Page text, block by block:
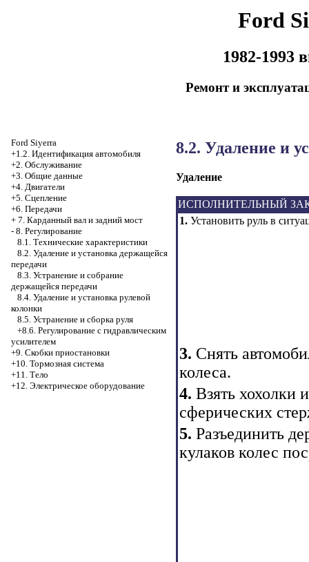
Ford
1982-1993
Ремонт и
Ford Siyerra
+1.2. Идентификация автомобиля
+2. Обслуживание
+3. Общие данные
+4. Двигатели
+5. Сцепление
+6. Передачи
+ 7. Карданный вал и задний мост
- 8. Регулирование
8.1. Технические характеристики
8.2. Удаление и установка держащейся
передачи
8.3. Устранение и собрание
держащейся передачи
8.4. Удаление и установка рулевой
колонки
8.5. Устранение и сборка руля
+8.6. Регулирование с гидравлическим
усилителем
+9. Скобки приостановки
+10. Тормозная система
+11. Тело
+12. Электрическое оборудование
8.2. Удаление и
Удаление
ИСПОЛНИТЕЛЬНЫЙ
1. Установить руль в
3. Снять
колеса.
4. Взять хохолки
сферических
5. Разъединить
кулаков колес